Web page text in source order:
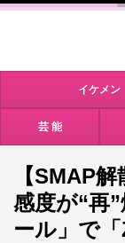
イケメン
芸 能
【SMAP
感度が“再
ール」で